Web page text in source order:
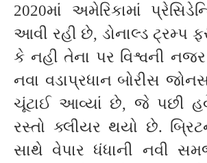
2020માં અમેરિકામાં
આવી રહી છે, ડોનાલ્ડ ટ્રમ્પ
કે નહી તેના પર વિશ્વની
નવા વડાપ્રધાન બોરીસ
ચૂંટાઈ આવ્યાં છે, જે પછી
રસ્તો ક્લીયર થયો છે.
સાથે વેપાર ધંધાની નવી